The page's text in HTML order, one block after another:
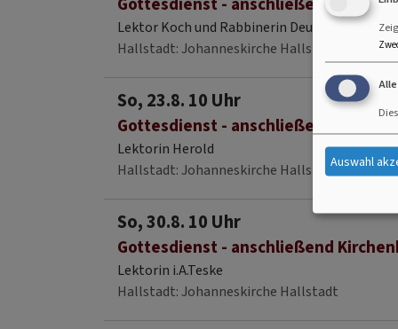
Lektor Koch und Rabbinerin Deusel
Hallstadt Johanneskirche Hallstadt
So, 23.8. 10 Uhr
Gottesdienst - anschließend
Lektorin Herold
Hallstadt Johanneskirche Hallstadt
So, 30.8. 10 Uhr
Gottesdienst - anschließend
Lektorin i.A.Teske
Hallstadt Johanneskirche Hallstadt
Auswahl